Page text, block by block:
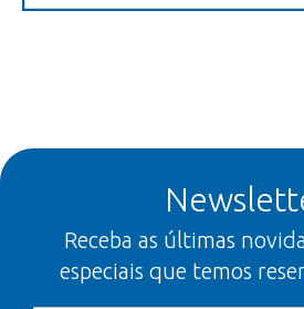
Receba as últimas
especiais que temos